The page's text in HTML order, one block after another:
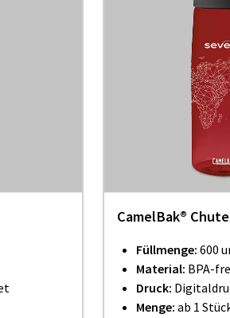
CamelBak®
Füllmenge: 600
Material: BPA-
Druck:
Menge: ab 1